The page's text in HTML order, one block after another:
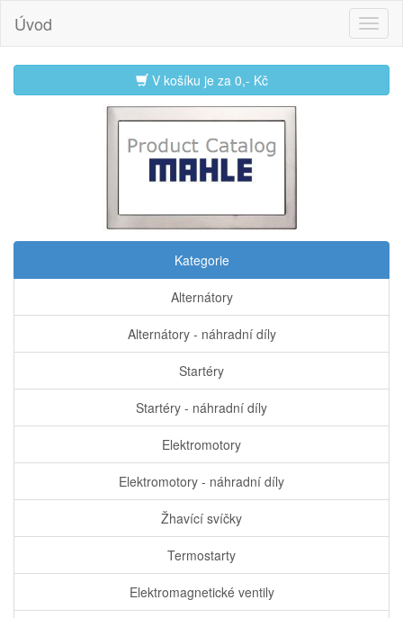
Úvod
V košíku je za 0,- Kč
Kategorie
Alternátory
Alternátory - náhradní díly
Startéry
Startéry - náhradní díly
Elektromotory
Elektromotory - náhradní díly
Žhavící svíčky
Termostarty
Elektromagnetické ventily